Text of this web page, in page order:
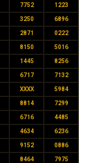
7752 1223
3250 6896
2871 0222
8150 5016
1445 8256
6717 7132
XXXX 5984
8814 7299
6716 4485
4634 6236
9152 0886
8464 7975